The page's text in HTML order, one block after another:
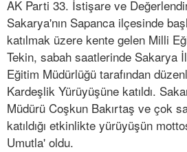
AK Parti 33. İstişare ve
Sakarya'nın Sapanca ilçesinde
katılmak üzere kente gelen Milli
Tekin, sabah saatlerinde Sakarya
Eğitim Müdürlüğü tarafından
Kardeşlik Yürüyüşüne katıldı.
Müdürü Coşkun Bakırtaş ve çok
katıldığı etkinlikte yürüyüşün
Umutla' oldu.